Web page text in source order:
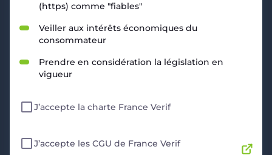
RESSOURCES
Politique de Confidentialité
Mentions légales
CGV Marchands
INFORMATIONS
Marchands
(https) comme "fiables"
Veiller aux intérêts économiques du
consommateur
Prendre en considération la législation en
vigueur
J’accepte la charte France Verif
J’accepte les CGU de France Verif